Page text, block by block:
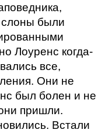
слоны были
Лоуренс когда-
все,
Они не
был болен и не
пришли.
Встали